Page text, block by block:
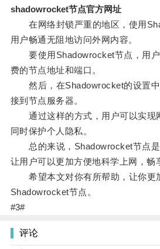
shadowrocket节点官方网址
在网络封锁严重的地区，使用
用户畅通无阻地访问外网内容。
要使用Shadowrocket节点，用户
费的节点地址和端口。
然后，在Shadowrocket的设置中
接到节点服务器。
通过这样的方式，用户可以实现
同时保护个人隐私。
总的来说，Shadowrocket节点是
让用户可以更加方便地科学上网，畅
希望本文对你有所帮助，让你更
Shadowrocket节点。
#3#
评论